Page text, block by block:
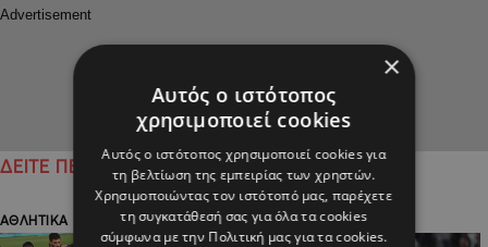
ΔΕΙΤΕ ΠΕΡΙΣΣΟΤΕΡΑ
ΑΘΛΗΤΙΚΑ ΑΘΛΗΤΙΚΑ
×
Αυτός ο ιστότοπος
χρησιμοποιεί cookies
Αυτός ο ιστότοπος χρησιμοποιεί cookies για
τη βελτίωση της εμπειρίας των χρηστών.
Χρησιμοποιώντας τον ιστότοπό μας, παρέχετε
τη συγκατάθεσή σας για όλα τα cookies
σύμφωνα με την Πολιτική μας για τα cookies.